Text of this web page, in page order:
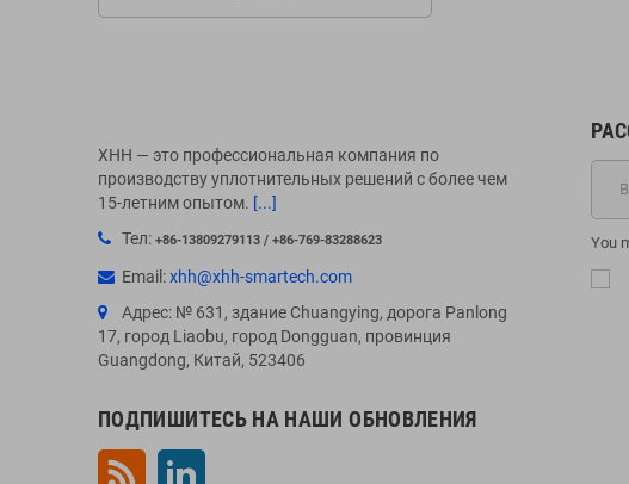
XHH — это профессиональная компания по
производству уплотнительных решений с более чем
15-летним опытом. [...]
Тел: +86-13809279113 / +86-769-83288623
Email:xhh@xhh-smartech.com
Адрес: № 631, здание Chuangying, дорога Panlong
17, город Liaobu, город Dongguan, провинция
Guangdong, Китай, 523406
ПОДПИШИТЕСЬ НА НАШИ ОБНОВЛЕНИЯ
Rss
You